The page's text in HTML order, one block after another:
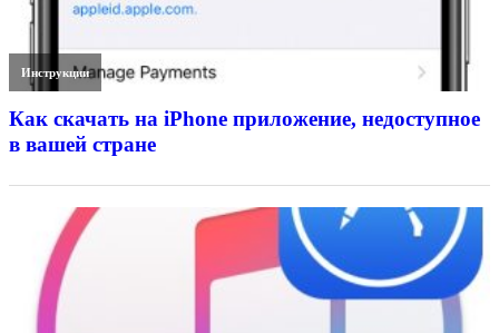
Инструкции
Как скачать на iPhone приложение, недоступное
в вашей стране